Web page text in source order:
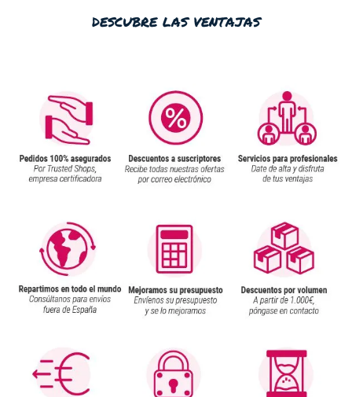
descubre las ventajas